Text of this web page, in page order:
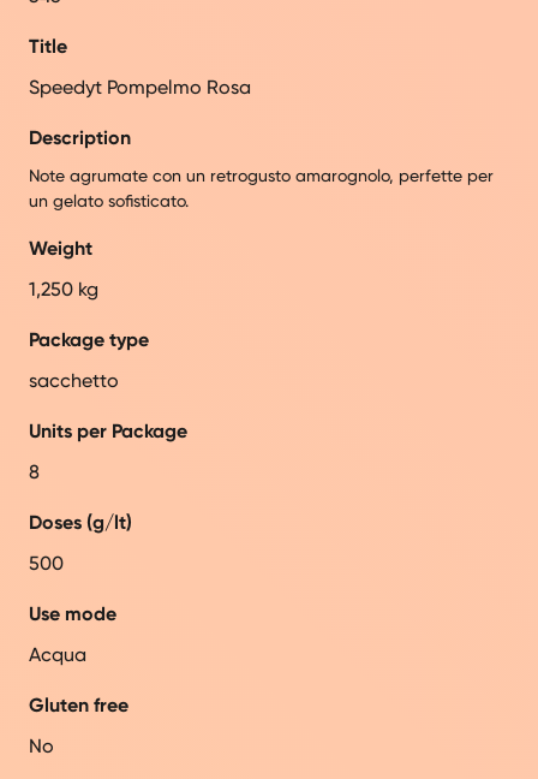
Title
Speedyt Pompelmo Rosa
Description
Note agrumate con un retrogusto amarognolo, perfette per
un gelato sofisticato.
Weight
1,250 kg
Package type
sacchetto
Units per Package
8
Doses (g/lt)
500
Use mode
Acqua
Gluten free
No